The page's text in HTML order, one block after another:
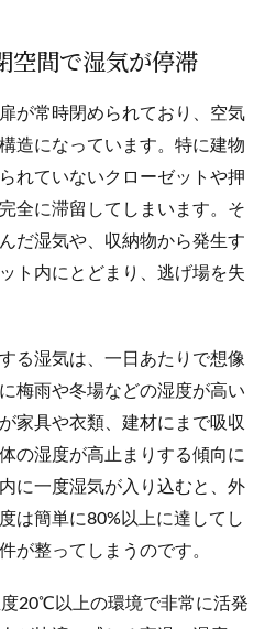
空間で湿気が停滞
が常時閉められており、空気
造になっています。特に建物
れていないクローゼットや押
全に滞留してしまいます。そ
だ湿気や、収納物から発生す
ト内にとどまり、逃げ場を失
る湿気は、一日あたりで想像
梅雨や冬場などの湿度が高い
家具や衣類、建材にまで吸収
の湿度が高止まりする傾向に
に一度湿気が入り込むと、外
は簡単に80%以上に達してし
が整ってしまうのです。
20℃以上の環境で非常に活発